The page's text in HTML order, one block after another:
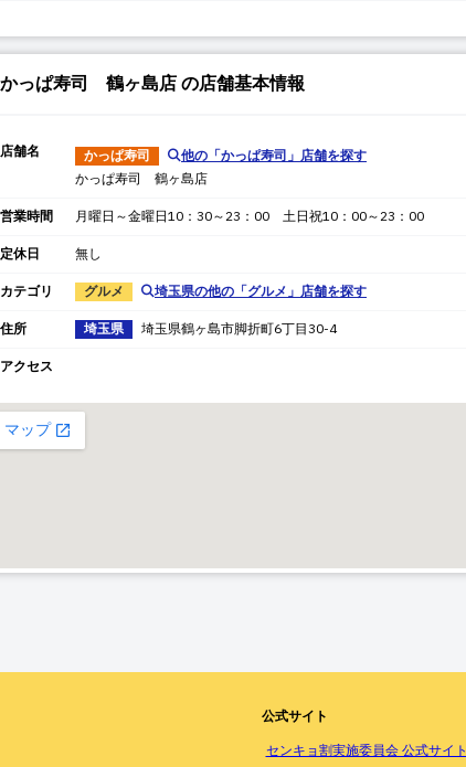
かっぱ寿司 鶴ヶ島店 の店舗基本情報
店舗名 かっぱ寿司 他の「かっぱ寿司 」店舗を探す
かっぱ寿司 鶴ヶ島店
営業時間 月曜日～金曜日10：30～23：00 土日祝10：00～23：00
定休日 無し
カテゴリ グルメ 埼玉県の他の「グルメ 」店舗を探す
住所 埼玉県 埼玉県鶴ヶ島市脚折町6丁目30-4
アクセス
公式サイト
センキョ割実施委員会 公式サイト